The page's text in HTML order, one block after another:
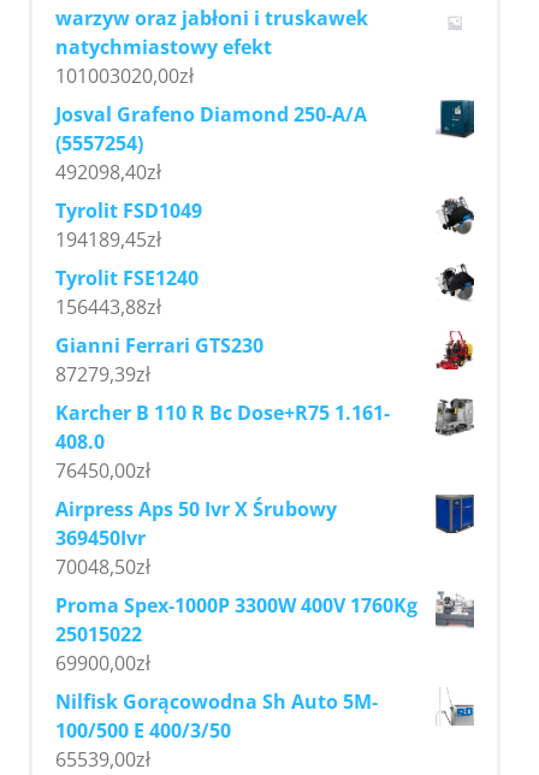
warzyw oraz jabłoni i truskawek
natychmiastowy efekt
101003020,00zł
Josval Grafeno Diamond 250-A/A
(5557254)
492098,40zł
Tyrolit FSD1049
194189,45zł
Tyrolit FSE1240
156443,88zł
Gianni Ferrari GTS230
87279,39zł
Karcher B 110 R Bc Dose+R75 1.161-
408.0
76450,00zł
Airpress Aps 50 Ivr X Śrubowy
369450Ivr
70048,50zł
Proma Spex-1000P 3300W 400V 1760Kg
25015022
69900,00zł
Nilfisk Gorącowodna Sh Auto 5M-
100/500 E 400/3/50
65539,00zł